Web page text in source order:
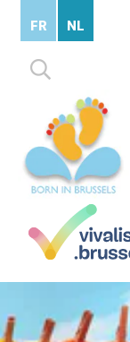
content
Zoeken
naar:
FR NL